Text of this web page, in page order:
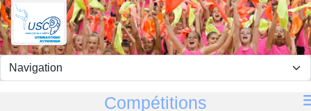
Compétitions
Panneau de gestion des cookies